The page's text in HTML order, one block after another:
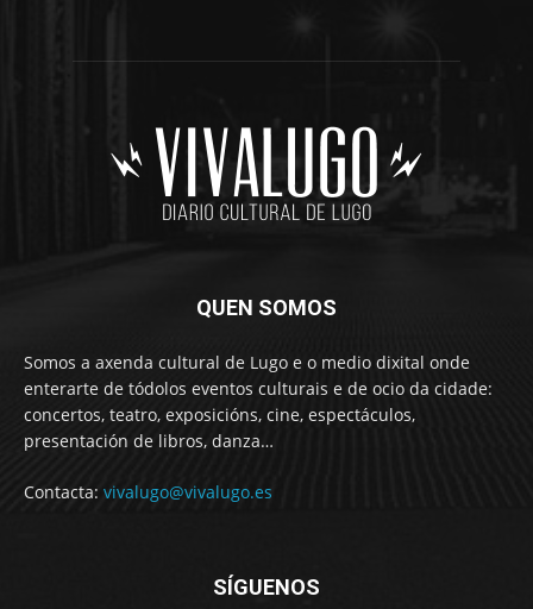
QUEN SOMOS
Somos a axenda cultural de Lugo e o medio dixital onde
enterarte de tódolos eventos culturais e de ocio da cidade:
concertos, teatro, exposicións, cine, espectáculos,
presentación de libros, danza…
Contacta: vivalugo@vivalugo.es
SÍGUENOS